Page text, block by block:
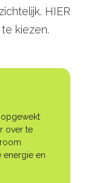
HIER
kiezen.
over te
energie en